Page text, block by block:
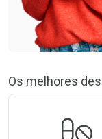
Os melhores